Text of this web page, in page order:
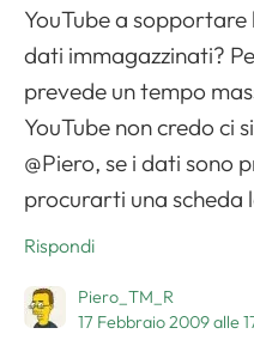
YouTube a sopportare
dati immagazzinati?
prevede un tempo
YouTube non credo ci
@Piero, se i dati
procurarti una scheda
Rispondi
Piero_TM_R
17 Febbraio 2009 alle